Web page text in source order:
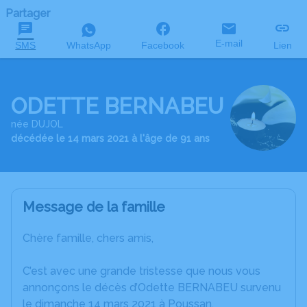
Partager
SMS WhatsApp Facebook E-mail Lien
ODETTE BERNABEU
née DUJOL
décédée le 14 mars 2021 à l'âge de 91 ans
Message de la famille
Chère famille, chers amis,
C’est avec une grande tristesse que nous vous
annonçons le décès d’Odette BERNABEU survenu
le dimanche 14 mars 2021 à Poussan.